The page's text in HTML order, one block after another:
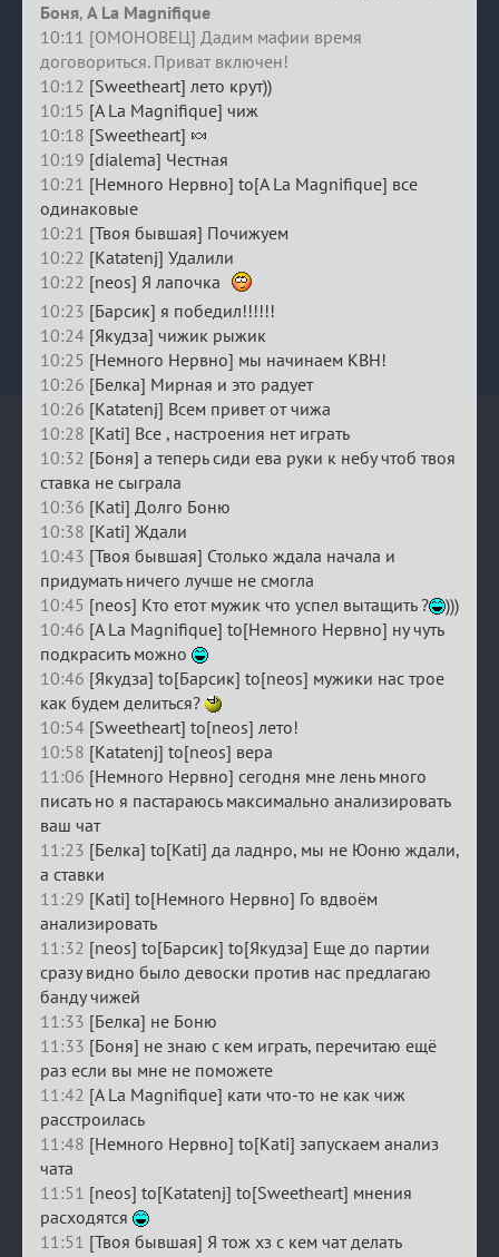
Боня, A La Magnifique
10:11 [ОМОНОВЕЦ] Дадим мафии время
договориться. Приват включен!
10:12 [Sweetheart] лето крут))
10:15 [A La Magnifique] чиж
10:18 [Sweetheart] 🍬
10:19 [dialema] Честная
10:21 [Немного Нервно] to[A La Magnifique] все
одинаковые
10:21 [Твоя бывшая] Почижуем
10:22 [Katatenj] Удалили
10:22 [neos] Я лапочка
10:23 [Барсик] я победил!!!!!!
10:24 [Якудза] чижик рыжик
10:25 [Немного Нервно] мы начинаем КВН!
10:26 [Белка] Мирная и это радует
10:26 [Katatenj] Всем привет от чижа
10:28 [Kati] Все , настроения нет играть
10:32 [Боня] а теперь сиди ева руки к небу чтоб твоя
ставка не сыграла
10:36 [Kati] Долго Боню
10:38 [Kati] Ждали
10:43 [Твоя бывшая] Столько ждала начала и
придумать ничего лучше не смогла
10:45 [neos] Кто етот мужик что успел вытащить ?
)))
10:46 [A La Magnifique] to[Немного Нервно] ну чуть
подкрасить можно
10:46 [Якудза] to[Барсик] to[neos] мужики нас трое
как будем делиться?
10:54 [Sweetheart] to[neos] лето!
10:58 [Katatenj] to[neos] вера
11:06 [Немного Нервно] сегодня мне лень много
писать но я пастараюсь максимально анализировать
ваш чат
11:23 [Белка] to[Kati] да ладнро, мы не Юоню ждали,
а ставки
11:29 [Kati] to[Немного Нервно] Го вдвоём
анализировать
11:32 [neos] to[Барсик] to[Якудза] Еще до партии
сразу видно было девоски против нас предлагаю
банду чижей
11:33 [Белка] не Боню
11:33 [Боня] не знаю с кем играть, перечитаю ещё
раз если вы мне не поможете
11:42 [A La Magnifique] кати что-то не как чиж
расстроилась
11:48 [Немного Нервно] to[Kati] запускаем анализ
чата
11:51 [neos] to[Katatenj] to[Sweetheart] мнения
расходятся
11:51 [Твоя бывшая] Я тож хз с кем чат делать